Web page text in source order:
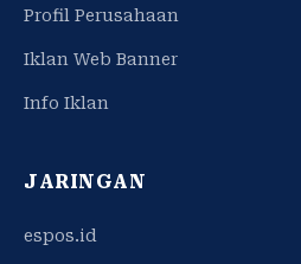
Profil Perusahaan
Iklan Web Banner
Info Iklan
JARINGAN
espos.id